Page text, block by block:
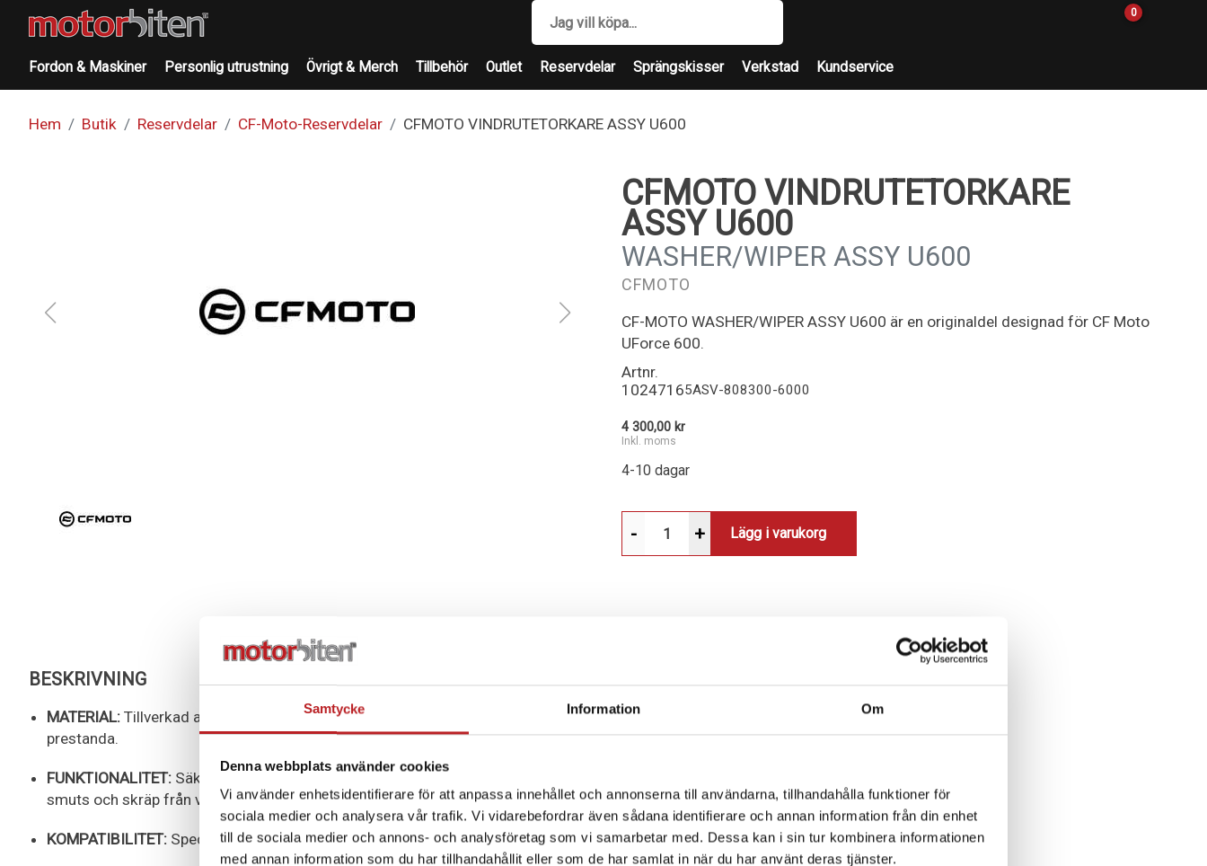
Samtycke Information Om
Denna webbplats använder cookies
Vi använder enhetsidentifierare för att anpassa innehållet och annonserna till användarna, tillhandahålla funktioner för
sociala medier och analysera vår trafik. Vi vidarebefordrar även sådana identifierare och annan information från din enhet
till de sociala medier och annons- och analysföretag som vi samarbetar med. Dessa kan i sin tur kombinera informationen
med annan information som du har tillhandahållit eller som de har samlat in när du har använt deras tjänster.
0
Fordon & Maskiner Personlig utrustning Övrigt & Merch Tillbehör Outlet Reservdelar Sprängskisser Verkstad Kundservice
Hem Butik Reservdelar CF-Moto-Reservdelar CFMOTO VINDRUTETORKARE ASSY U600
CFMOTO VINDRUTETORKARE
ASSY U600
WASHER/WIPER ASSY U600
CFMOTO
CF-MOTO WASHER/WIPER ASSY U600 är en originaldel designad för CF Moto
UForce 600.
Artnr.
10247165ASV-808300-6000
4 300,00 kr
Inkl. moms
4-10 dagar
- + Lägg i varukorg
BESKRIVNING
MATERIAL: Tillverkad av slitstarka material för lång hållbarhet och effektiv
prestanda.
FUNKTIONALITET: Säkerställer klar sikt genom att effektivt avlägsna vatten,
smuts och skräp från vindrutan.
KOMPATIBILITET: Specifikt utformad för UForce 600-modellen.
SPECIFIKATION